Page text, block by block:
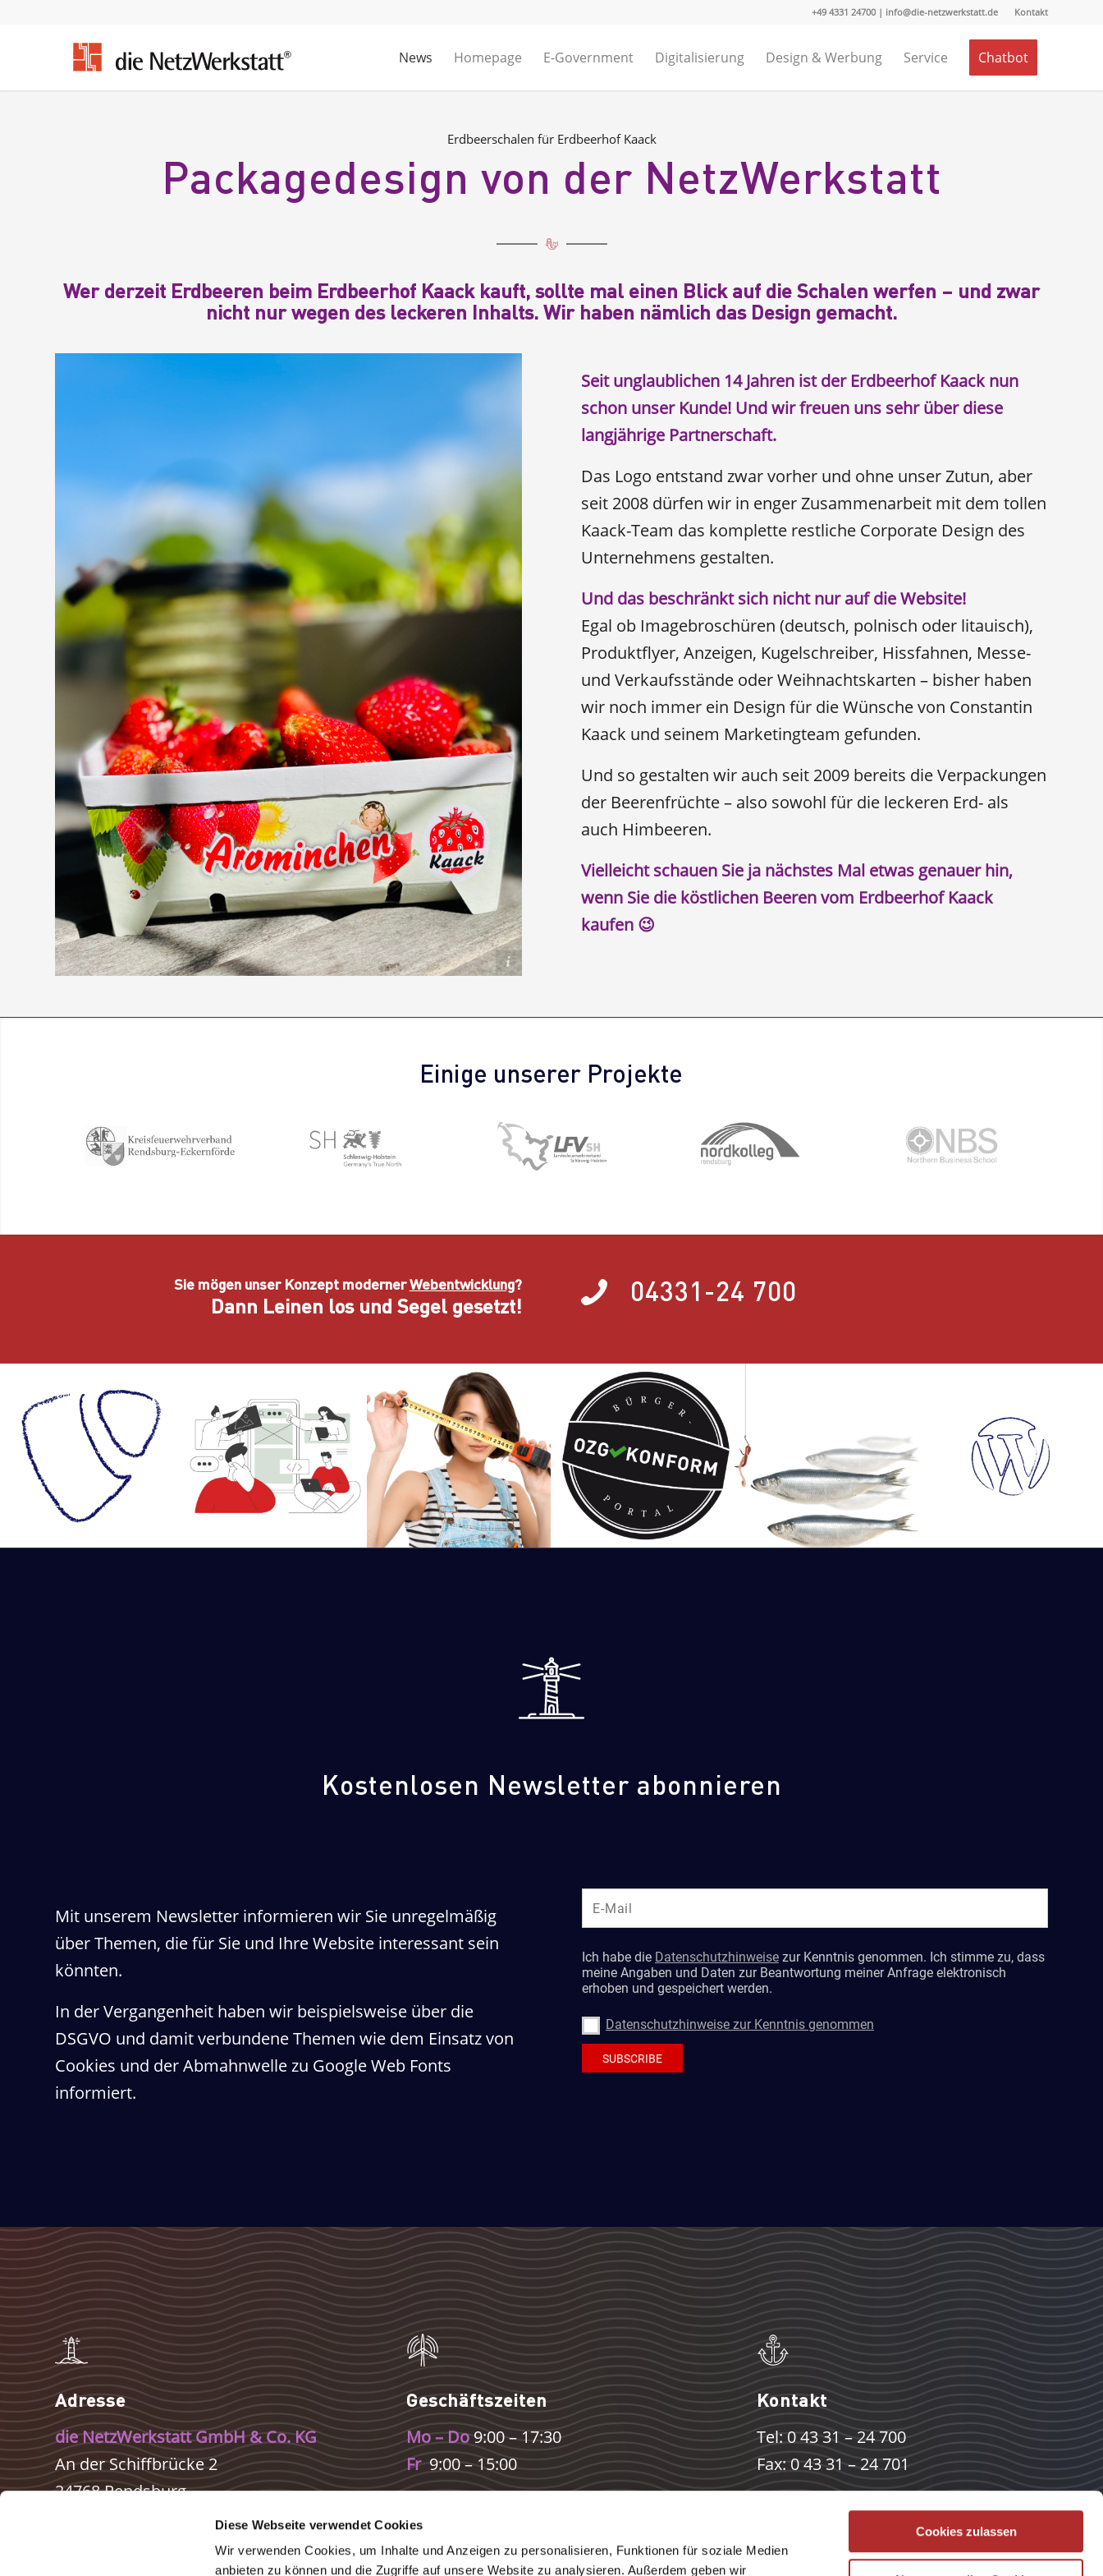
Diese Webseite verwendet Cookies
Wir verwenden Cookies, um Inhalte und Anzeigen zu personalisieren, Funktionen für soziale Medien
anbieten zu können und die Zugriffe auf unsere Website zu analysieren. Außerdem geben wir
Cookies zulassen
Kontakt
+49 4331 24700 | info@die-netzwerkstatt.de
News Homepage E-Government Digitalisierung Design & Werbung Service Chatbot
Erdbeerschalen für Erdbeerhof Kaack
Packagedesign von der NetzWerkstatt
Wer derzeit Erdbeeren beim Erdbeerhof Kaackkauft, sollte mal einen Blick auf die Schalen werfen – und zwar
nicht nur wegen des leckeren Inhalts. Wir haben nämlich das Design gemacht.
Foto: Conny Pierel
Seit unglaublichen 14 Jahren ist der Erdbeerhof Kaack nun
schon unser Kunde! Und wir freuen uns sehr über diese
langjährige Partnerschaft.
Das Logo entstand zwar vorher und ohne unser Zutun, aber
seit 2008 dürfen wir in enger Zusammenarbeit mit dem tollen
Kaack-Team das komplette restliche Corporate Design des
Unternehmens gestalten.
Und das beschränkt sich nicht nur auf die Website!
Egal ob Imagebroschüren (deutsch, polnisch oder litauisch),
Produktflyer, Anzeigen, Kugelschreiber, Hissfahnen, Messe-
und Verkaufsstände oder Weihnachtskarten – bisher haben
wir noch immer ein Design für die Wünsche von Constantin
Kaack und seinem Marketingteam gefunden.
Und so gestalten wir auch seit 2009 bereits die Verpackungen
der Beerenfrüchte – also sowohl für die leckeren Erd- als
auch Himbeeren.
Vielleicht schauen Sie ja nächstes Mal etwas genauer hin,
wenn Sie die köstlichen Beeren vom Erdbeerhof Kaack
kaufen 😉
Einige unserer Projekte
Sie mögen unser Konzept modernerWebentwicklung?
Dann Leinen los und Segel gesetzt! 04331-24 700
Kostenlosen Newsletter abonnieren
Mit unserem Newsletter informieren wir Sie unregelmäßig
über Themen, die für Sie und Ihre Website interessant sein
könnten.
In der Vergangenheit haben wir beispielsweise über die
DSGVO und damit verbundene Themen wie dem Einsatz von
Cookies und der Abmahnwelle zu Google Web Fonts
informiert.
Adresse
die NetzWerkstatt GmbH & Co. KG
An der Schiffbrücke 2
24768 Rendsburg
Geschäftszeiten
Mo – Do9:00 – 17:30
Fr9:00 – 15:00
Kontakt
Tel: 0 43 31 – 24 700
Fax: 0 43 31 – 24 701
info[at]die-netzwerkstatt.de